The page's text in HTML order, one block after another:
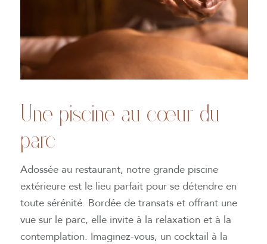
Une piscine au cœur du
parc
Adossée au restaurant, notre grande piscine
extérieure est le lieu parfait pour se détendre en
toute sérénité. Bordée de transats et offrant une
vue sur le parc, elle invite à la relaxation et à la
contemplation. Imaginez-vous, un cocktail à la